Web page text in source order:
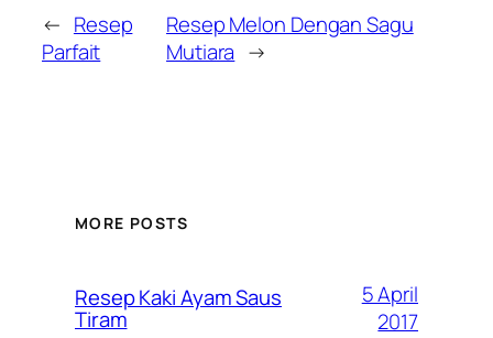
← Resep
Parfait
Resep Melon Dengan Sagu
Mutiara →
MORE POSTS
Resep Kaki Ayam Saus
Tiram
5 April
2017